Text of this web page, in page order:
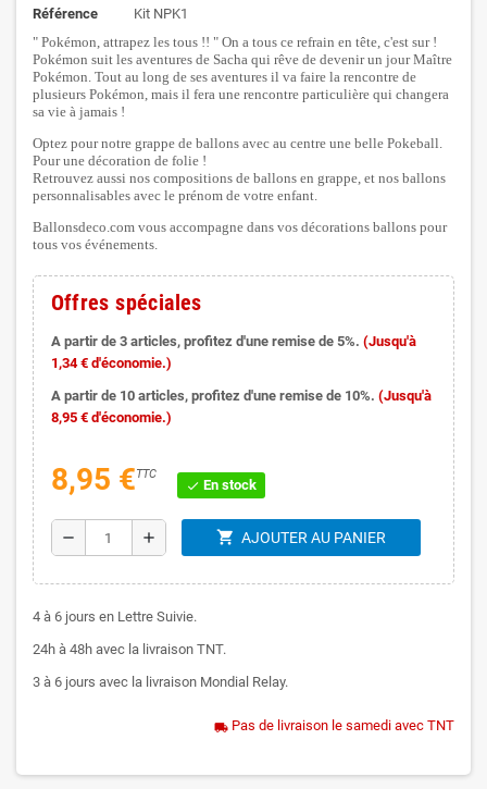
Référence
Kit NPK1
" Pokémon, attrapez les tous !! " On a tous ce refrain en tête, c'est sur !
Pokémon suit les aventures de Sacha qui rêve de devenir un jour Maître
Pokémon. Tout au long de ses aventures il va faire la rencontre de
plusieurs Pokémon, mais il fera une rencontre particulière qui changera
sa vie à jamais !
Optez pour notre grappe de ballons avec au centre une belle Pokeball.
Pour une décoration de folie !
Retrouvez aussi nos compositions de ballons en grappe, et nos ballons
personnalisables avec le prénom de votre enfant.
Ballonsdeco.com vous accompagne dans vos décorations ballons pour
tous vos événements.
Offres spéciales
A partir de 3 articles, profitez d'une remise de 5%. (Jusqu'à
1,34 € d'économie.)
A partir de 10 articles, profitez d'une remise de 10%. (Jusqu'à
8,95 € d'économie.)
8,95 €TTC
check En stock
remove add shopping_cart AJOUTER AU PANIER
4 à 6 jours en Lettre Suivie.
24h à 48h avec la livraison TNT.
3 à 6 jours avec la livraison Mondial Relay.
local_shipping Pas de livraison le samedi avec TNT